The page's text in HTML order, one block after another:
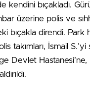
kendini bıçakladı.
üzerine polis ve
bıçakla direndi. Park
takımları, İsmail S.’yi
Devlet